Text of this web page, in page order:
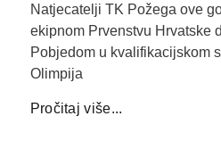
Natjecatelji TK Požega ove
ekipnom Prvenstvu Hrvatske
Pobjedom u kvalifikacijskom
Olimpija
Pročitaj više...